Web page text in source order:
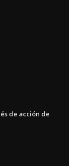
de acción de